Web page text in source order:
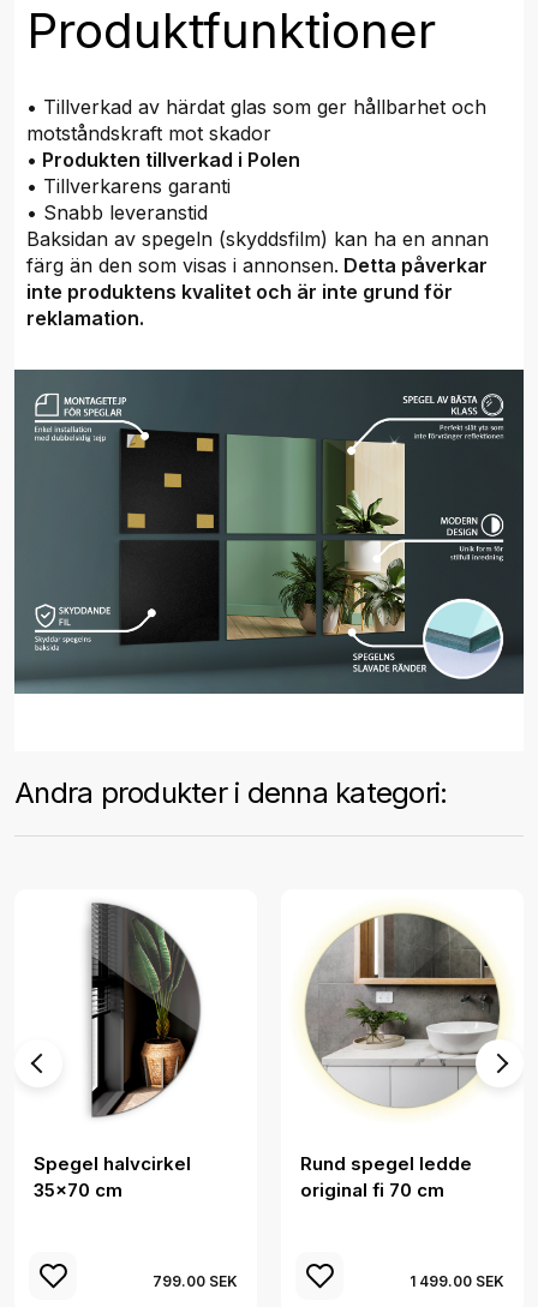
Produktfunktioner
• Tillverkad av härdat glas som ger hållbarhet och
motståndskraft mot skador
• Produkten tillverkad i Polen
• Tillverkarens garanti
• Snabb leveranstid
Baksidan av spegeln (skyddsfilm) kan ha en annan
färg än den som visas i annonsen. Detta påverkar
inte produktens kvalitet och är inte grund för
reklamation.
Andra produkter i denna kategori:
Spegel halvcirkel
35x70 cm
799.00 SEK
Rund spegel ledde
original fi 70 cm
1 499.00 SEK